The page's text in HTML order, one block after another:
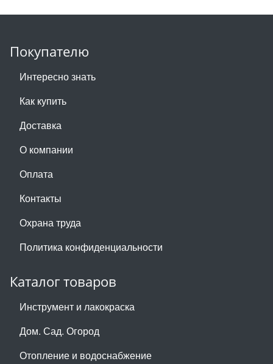
Покупателю
Интересно знать
Как купить
Доставка
О компании
Оплата
Контакты
Охрана труда
Политика конфиденциальности
Каталог товаров
Инструмент и лакокраска
Дом. Сад. Огород
Отопление и водоснабжение